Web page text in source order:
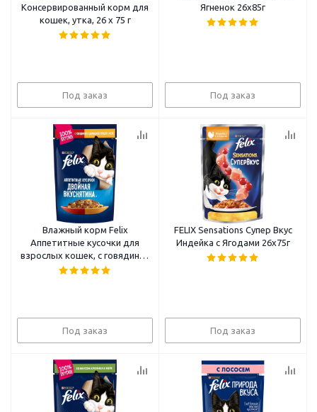
Консервированный корм для
кошек, утка, 26 х 75 г
Под заказ
Ягненок 26x85г
Под заказ
Влажный корм Felix
Аппетитные кусочки для
взрослых кошек, с говядиной
в желе 85 г
Под заказ
FELIX Sensations Супер Вкус
Индейка с Ягодами 26x75г
Под заказ